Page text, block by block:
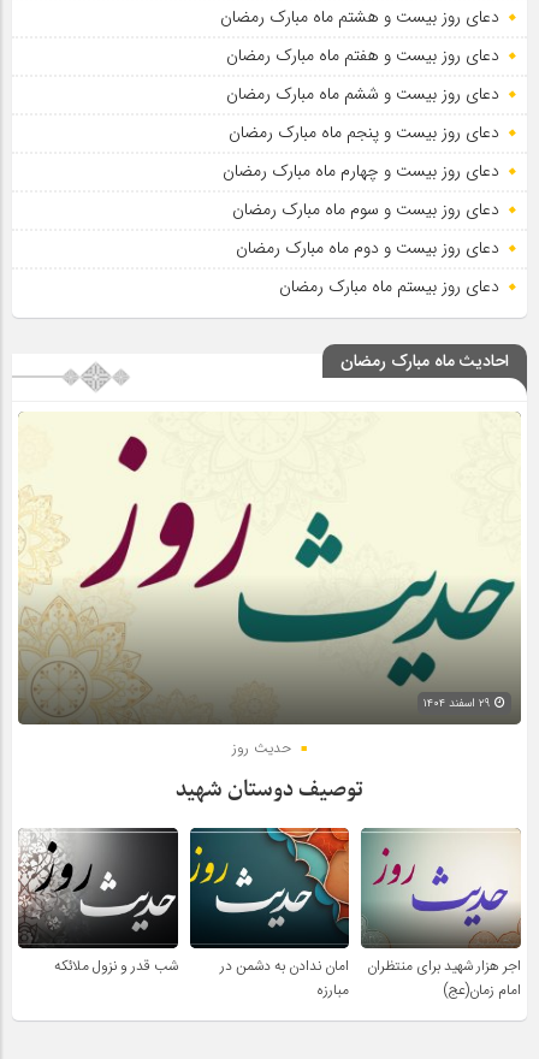
دعای روز بیست و هشتم ماه مبارک رمضان
دعای روز بیست و هفتم ماه مبارک رمضان
دعای روز بیست و ششم ماه مبارک رمضان
دعای روز بیست و پنجم ماه مبارک رمضان
دعای روز بیست و چهارم ماه مبارک رمضان
دعای روز بیست و سوم ماه مبارک رمضان
دعای روز بیست و دوم ماه مبارک رمضان
دعای روز بیستم ماه مبارک رمضان
احادیث ماه مبارک رمضان
حدیث روز
توصیف دوستان شهید
اجر هزار شهید برای منتظران
امام زمان(عج)
امان ندادن به دشمن در
مبارزه
شب قدر و نزول ملائکه